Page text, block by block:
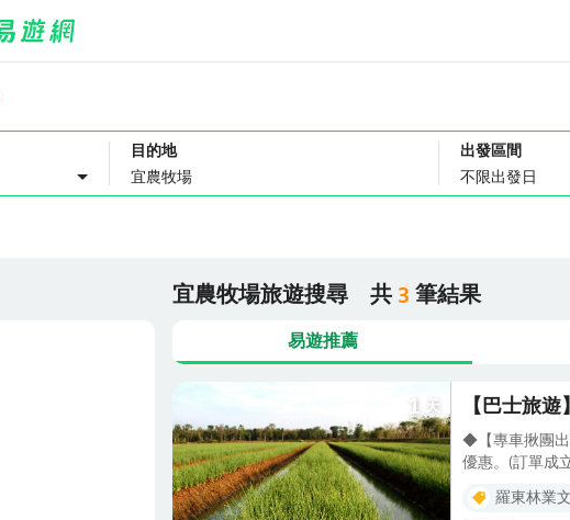
目的地 出發區間
宜農牧場旅遊搜尋 共 3 筆結果
易遊推薦
1 天 【巴士旅
◆【專車揪團出
優惠。(訂單成
羅東林業